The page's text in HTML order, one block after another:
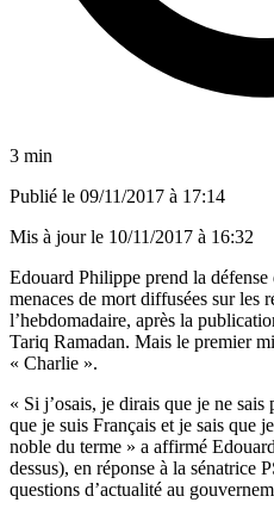
3 min
Publié le 09/11/2017 à 17:14
Mis à jour le 10/11/2017 à 16:32
Edouard Philippe prend la
menaces de mort diffusées sur les
l’hebdomadaire, après la
Tariq Ramadan. Mais le premier
« Charlie ».
« Si j’osais, je dirais que je ne
que je suis Français et je sais que
noble du terme » a affirmé
dessus), en réponse à la sénatrice
questions d’actualité au